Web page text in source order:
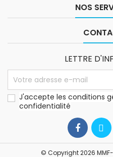
NOS
LETTRE
J'accepte les conditions
confidentialité
© Copyright 2026